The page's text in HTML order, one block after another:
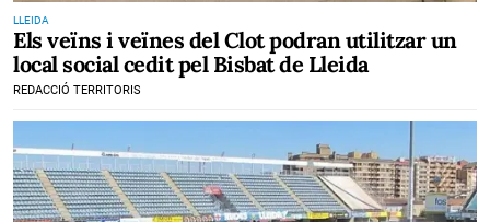
LLEIDA
Els veïns i veïnes del Clot podran utilitzar un
local social cedit pel Bisbat de Lleida
REDACCIÓ TERRITORIS